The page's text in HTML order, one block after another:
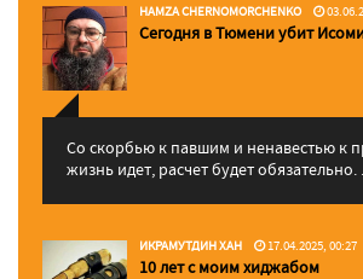
HAMZA CHERNOMORCHENKO
Сегодня в Тюмени убит
Со скорбью к павшим и ненавестью к
жизнь идет, расчет будет обязательно.
ИКРАМУТДИН ХАН 17.04.2025, 00:27
10 лет с моим хиджабом